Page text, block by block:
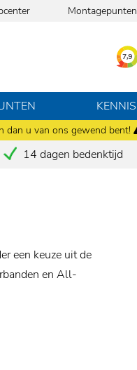
dan u van ons gewend bent!
Montagepunten
14 dagen bedenktijd
een keuze uit de
en All-